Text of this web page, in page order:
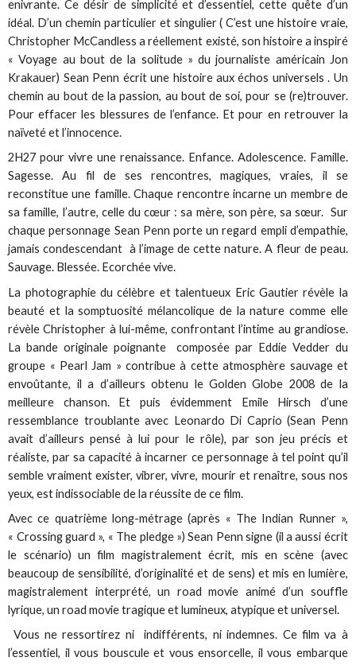
enivrante. Ce désir de simplicité et d’essentiel, cette quête d’un
idéal. D’un chemin particulier et singulier ( C’est une histoire vraie,
Christopher McCandless a réellement existé, son histoire a inspiré
« Voyage au bout de la solitude » du journaliste américain Jon
Krakauer) Sean Penn écrit une histoire aux échos universels . Un
chemin au bout de la passion, au bout de soi, pour se (re)trouver.
Pour effacer les blessures de l’enfance. Et pour en retrouver la
naïveté et l’innocence.
2H27 pour vivre une renaissance. Enfance. Adolescence. Famille.
Sagesse. Au fil de ses rencontres, magiques, vraies, il se
reconstitue une famille. Chaque rencontre incarne un membre de
sa famille, l’autre, celle du cœur : sa mère, son père, sa sœur. Sur
chaque personnage Sean Penn porte un regard empli d’empathie,
jamais condescendant à l’image de cette nature. A fleur de peau.
Sauvage. Blessée. Ecorchée vive.
La photographie du célèbre et talentueux Eric Gautier révèle la
beauté et la somptuosité mélancolique de la nature comme elle
révèle Christopher à lui-même, confrontant l’intime au grandiose.
La bande originale poignante composée par Eddie Vedder du
groupe « Pearl Jam » contribue à cette atmosphère sauvage et
envoûtante, il a d’ailleurs obtenu le Golden Globe 2008 de la
meilleure chanson. Et puis évidemment Emile Hirsch d’une
ressemblance troublante avec Leonardo Di Caprio (Sean Penn
avait d’ailleurs pensé à lui pour le rôle), par son jeu précis et
réaliste, par sa capacité à incarner ce personnage à tel point qu’il
semble vraiment exister, vibrer, vivre, mourir et renaître, sous nos
yeux, est indissociable de la réussite de ce film.
Avec ce quatrième long-métrage (après « The Indian Runner »,
« Crossing guard », « The pledge ») Sean Penn signe (il a aussi écrit
le scénario) un film magistralement écrit, mis en scène (avec
beaucoup de sensibilité, d’originalité et de sens) et mis en lumière,
magistralement interprété, un road movie animé d’un souffle
lyrique, un road movie tragique et lumineux, atypique et universel.
Vous ne ressortirez ni indifférents, ni indemnes. Ce film va à
l’essentiel, il vous bouscule et vous ensorcelle, il vous embarque